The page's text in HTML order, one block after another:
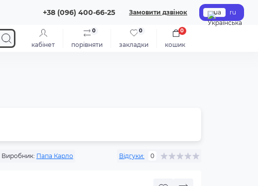
+38 (096) 400-66-25 Замовити дзвінок ua ru
кабінет порівняти
0
закладки
0
кошик
0
Виробник: Папа Карло Відгуки: 0